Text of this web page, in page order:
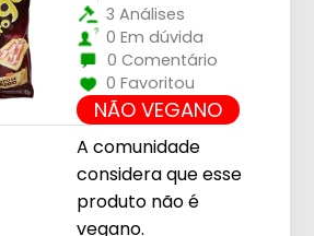
3 Análises
0 Em dúvida
0 Comentário
0 Favoritou
NÃO VEGANO
A comunidade
considera que esse
produto não é
vegano.